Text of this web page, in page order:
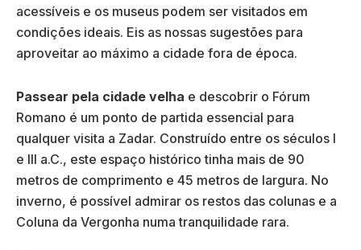
acessíveis e os museus podem ser visitados em
condições ideais. Eis as nossas sugestões para
aproveitar ao máximo a cidade fora de época.
Passear pela cidade velha e descobrir o Fórum
Romano é um ponto de partida essencial para
qualquer visita a Zadar. Construído entre os séculos I
e III a.C., este espaço histórico tinha mais de 90
metros de comprimento e 45 metros de largura. No
inverno, é possível admirar os restos das colunas e a
Coluna da Vergonha numa tranquilidade rara.